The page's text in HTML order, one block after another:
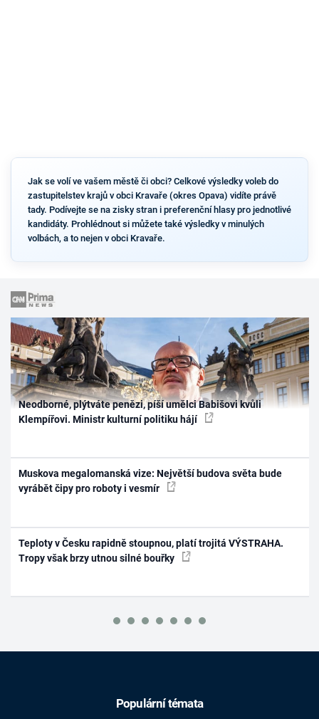
Jak se volí ve vašem městě či obci? Celkové výsledky voleb do
zastupitelstev krajů v obci Kravaře (okres Opava) vidíte právě
tady. Podívejte se na zisky stran i preferenční hlasy pro jednotlivé
kandidáty. Prohlédnout si můžete také výsledky v minulých
volbách, a to nejen v obci Kravaře.
Neodborné, plýtváte penězi, píší umělci Babišovi kvůli
Klempířovi. Ministr kulturní politiku hájí
Muskova megalomanská vize: Největší budova světa bude
vyrábět čipy pro roboty i vesmír
Teploty v Česku rapidně stoupnou, platí trojitá VÝSTRAHA.
Tropy však brzy utnou silné bouřky
Populární témata